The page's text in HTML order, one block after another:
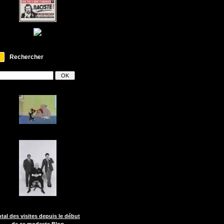
Rechercher
des visites depuis le début